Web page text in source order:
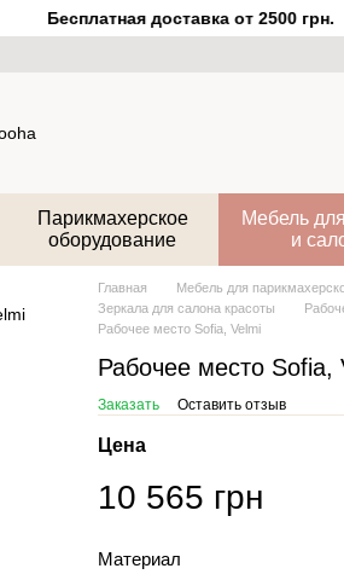
Бесплатная доставка от 2500 грн.
Парикмахерское
оборудование
Мебель
и
Главная
Мебель для
Зеркала для салона красоты
Рабочее место Sofia, Velmi
Рабочее место Sofia,
Заказать Оставить отзыв
Цена
10 565 грн
Материал